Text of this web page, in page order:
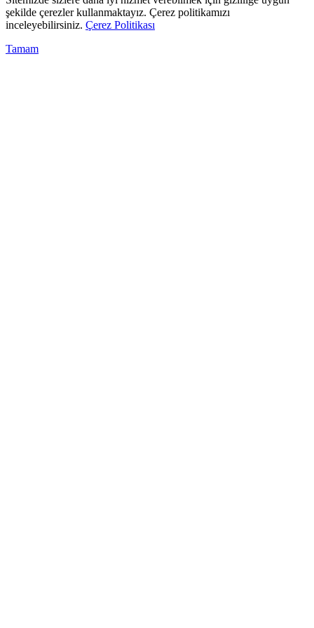
şekilde çerezler kullanmaktayız. Çerez politikamızı
inceleyebilirsiniz. Çerez Politikası
Tamam